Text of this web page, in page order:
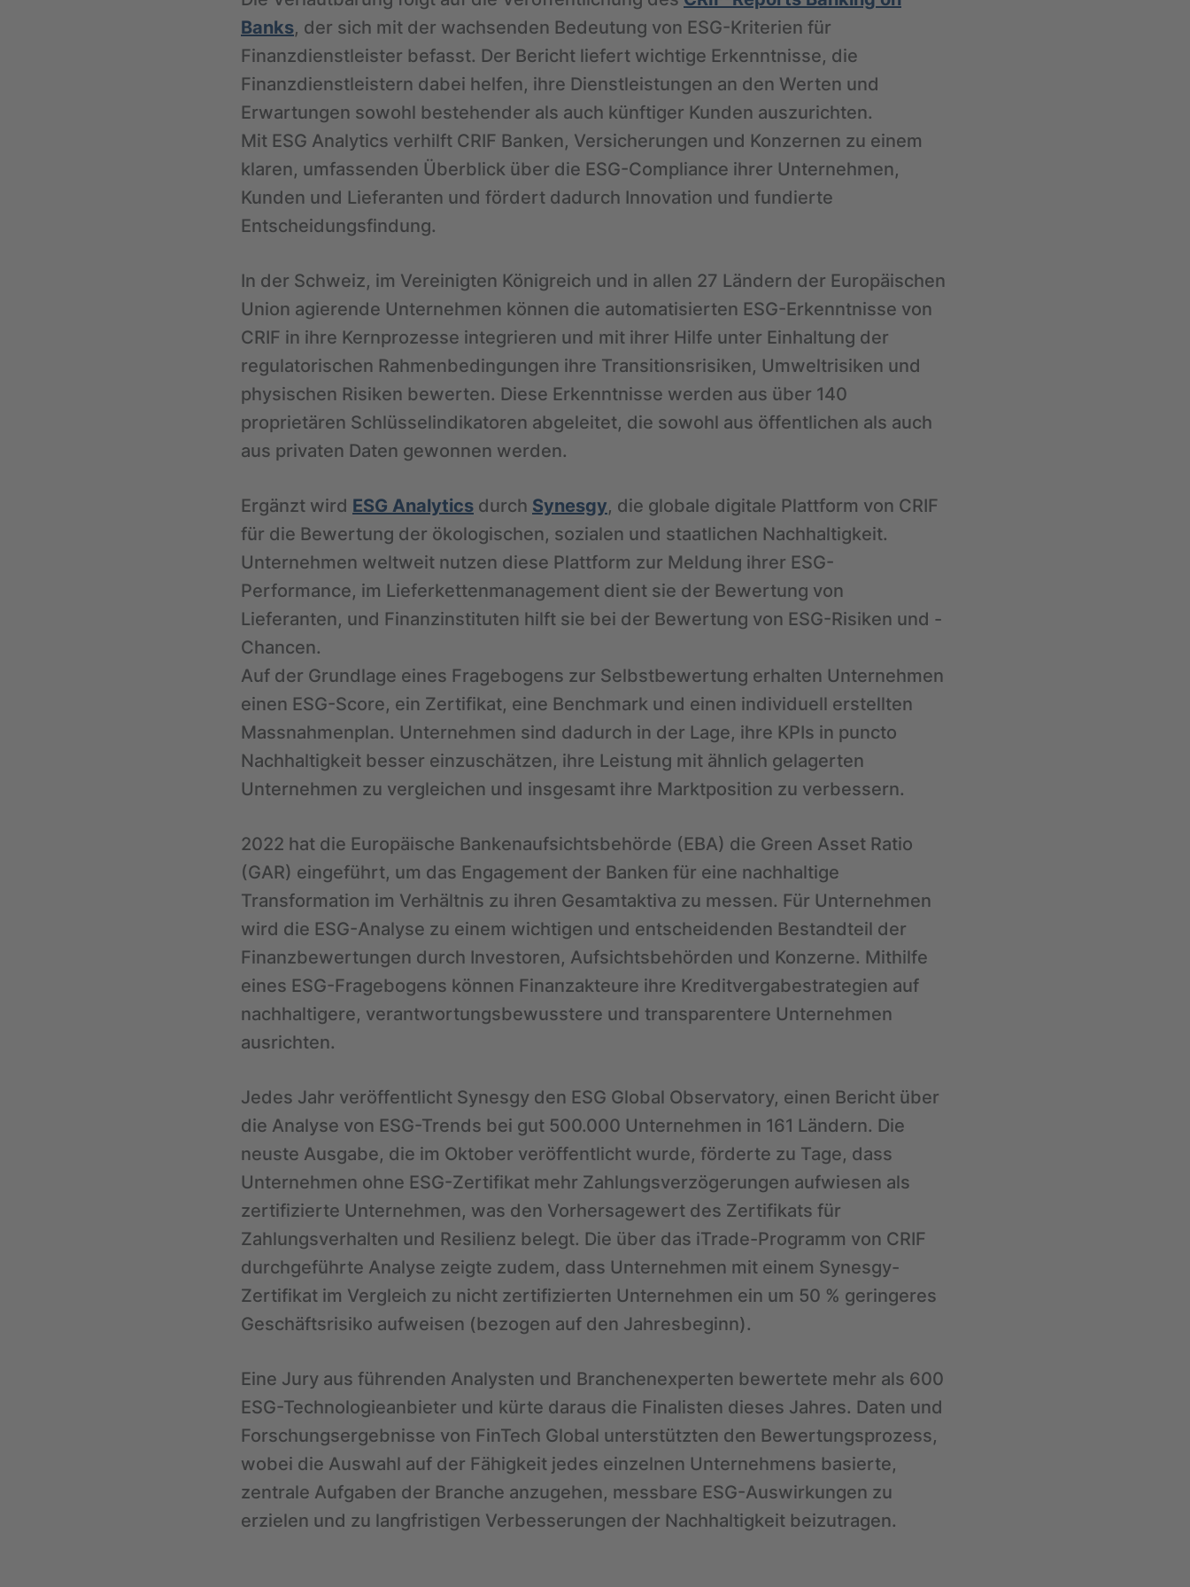
Banks, der sich mit der wachsenden Bedeutung von ESG-Kriterien für
Finanzdienstleister befasst. Der Bericht liefert wichtige Erkenntnisse, die
Finanzdienstleistern dabei helfen, ihre Dienstleistungen an den Werten und
Erwartungen sowohl bestehender als auch künftiger Kunden auszurichten.
Mit ESG Analytics verhilft CRIF Banken, Versicherungen und Konzernen zu einem
klaren, umfassenden Überblick über die ESG-Compliance ihrer Unternehmen,
Kunden und Lieferanten und fördert dadurch Innovation und fundierte
Entscheidungsfindung.
In der Schweiz, im Vereinigten Königreich und in allen 27 Ländern der Europäischen
Union agierende Unternehmen können die automatisierten ESG-Erkenntnisse von
CRIF in ihre Kernprozesse integrieren und mit ihrer Hilfe unter Einhaltung der
regulatorischen Rahmenbedingungen ihre Transitionsrisiken, Umweltrisiken und
physischen Risiken bewerten. Diese Erkenntnisse werden aus über 140
proprietären Schlüsselindikatoren abgeleitet, die sowohl aus öffentlichen als auch
aus privaten Daten gewonnen werden.
Ergänzt wird ESG Analytics durch Synesgy, die globale digitale Plattform von CRIF
für die Bewertung der ökologischen, sozialen und staatlichen Nachhaltigkeit.
Unternehmen weltweit nutzen diese Plattform zur Meldung ihrer ESG-
Performance, im Lieferkettenmanagement dient sie der Bewertung von
Lieferanten, und Finanzinstituten hilft sie bei der Bewertung von ESG-Risiken und -
Chancen.
Auf der Grundlage eines Fragebogens zur Selbstbewertung erhalten Unternehmen
einen ESG-Score, ein Zertifikat, eine Benchmark und einen individuell erstellten
Massnahmenplan. Unternehmen sind dadurch in der Lage, ihre KPIs in puncto
Nachhaltigkeit besser einzuschätzen, ihre Leistung mit ähnlich gelagerten
Unternehmen zu vergleichen und insgesamt ihre Marktposition zu verbessern.
2022 hat die Europäische Bankenaufsichtsbehörde (EBA) die Green Asset Ratio
(GAR) eingeführt, um das Engagement der Banken für eine nachhaltige
Transformation im Verhältnis zu ihren Gesamtaktiva zu messen. Für Unternehmen
wird die ESG-Analyse zu einem wichtigen und entscheidenden Bestandteil der
Finanzbewertungen durch Investoren, Aufsichtsbehörden und Konzerne. Mithilfe
eines ESG-Fragebogens können Finanzakteure ihre Kreditvergabestrategien auf
nachhaltigere, verantwortungsbewusstere und transparentere Unternehmen
ausrichten.
Jedes Jahr veröffentlicht Synesgy den ESG Global Observatory, einen Bericht über
die Analyse von ESG-Trends bei gut 500.000 Unternehmen in 161 Ländern. Die
neuste Ausgabe, die im Oktober veröffentlicht wurde, förderte zu Tage, dass
Unternehmen ohne ESG-Zertifikat mehr Zahlungsverzögerungen aufwiesen als
zertifizierte Unternehmen, was den Vorhersagewert des Zertifikats für
Zahlungsverhalten und Resilienz belegt. Die über das iTrade-Programm von CRIF
durchgeführte Analyse zeigte zudem, dass Unternehmen mit einem Synesgy-
Zertifikat im Vergleich zu nicht zertifizierten Unternehmen ein um 50 % geringeres
Geschäftsrisiko aufweisen (bezogen auf den Jahresbeginn).
Eine Jury aus führenden Analysten und Branchenexperten bewertete mehr als 600
ESG-Technologieanbieter und kürte daraus die Finalisten dieses Jahres. Daten und
Forschungsergebnisse von FinTech Global unterstützten den Bewertungsprozess,
wobei die Auswahl auf der Fähigkeit jedes einzelnen Unternehmens basierte,
zentrale Aufgaben der Branche anzugehen, messbare ESG-Auswirkungen zu
erzielen und zu langfristigen Verbesserungen der Nachhaltigkeit beizutragen.